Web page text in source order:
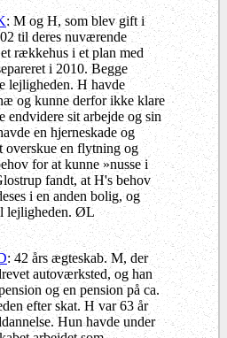
: M og H, som blev gift i
til deres nuværende
rækkehus i et plan med
i 2010. Begge
lejligheden. H havde
og kunne derfor ikke klare
endvidere sit arbejde og sin
en hjerneskade og
overskue en flytning og
for at kunne »nusse i
fandt, at H's behov
i en anden bolig, og
lejligheden. ØL
: 42 års ægteskab. M, der
autoværksted, og han
og en pension på ca.
efter skat. H var 63 år
Hun havde under